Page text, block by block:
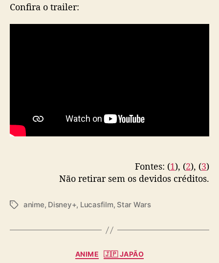
Confira o trailer:
Fontes: (1), (2), (3)
Não retirar sem os devidos créditos.
T
anime, Disney+, Lucasfilm, Star Wars
C
ANIME 🇯🇵 JAPÃO